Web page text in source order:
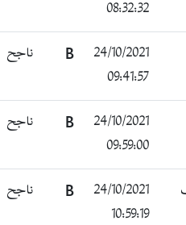
08:32:32
24/10/2021
09:41:57
B ناجح
24/10/2021
09:59:00
B ناجح
24/10/2021
10:59:19
B ناجح